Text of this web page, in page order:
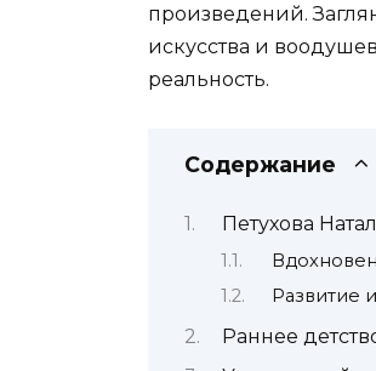
произведений.
искусства и
реальность.
Содержание
Петухова
Развитие
Раннее